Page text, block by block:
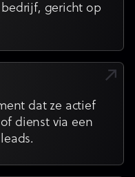
gericht op
dat ze actief
dienst via een